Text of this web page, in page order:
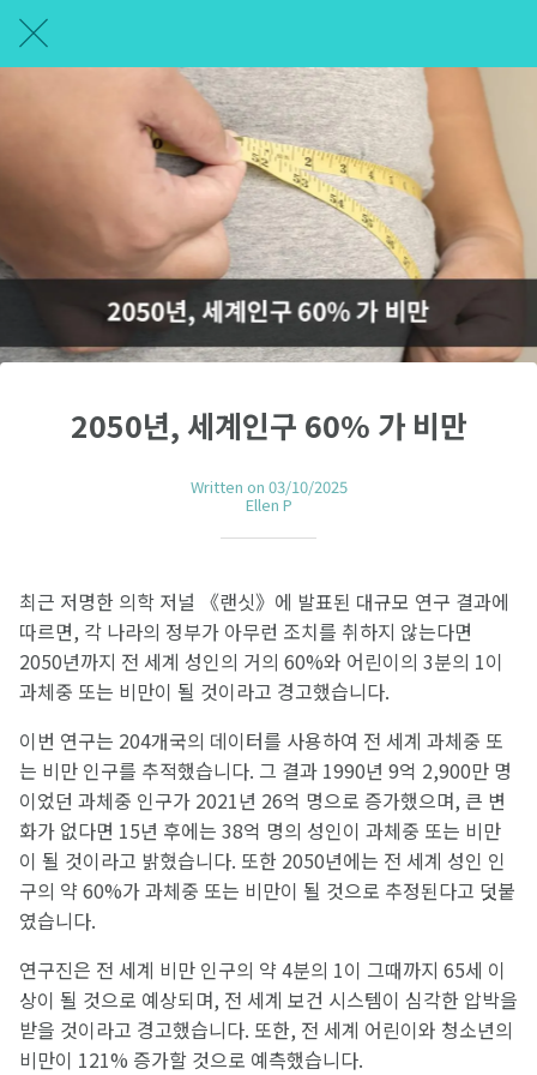
2050년, 세계인구 60% 가 비만
Written on 03/10/2025
Ellen P
최근 저명한 의학 저널 《랜싯》에 발표된 대규모 연구 결과에
따르면, 각 나라의 정부가 아무런 조치를 취하지 않는다면
2050년까지 전 세계 성인의 거의 60%와 어린이의 3분의 1이
과체중 또는 비만이 될 것이라고 경고했습니다.
이번 연구는 204개국의 데이터를 사용하여 전 세계 과체중 또
는 비만 인구를 추적했습니다. 그 결과 1990년 9억 2,900만 명
이었던 과체중 인구가 2021년 26억 명으로 증가했으며, 큰 변
화가 없다면 15년 후에는 38억 명의 성인이 과체중 또는 비만
이 될 것이라고 밝혔습니다. 또한 2050년에는 전 세계 성인 인
구의 약 60%가 과체중 또는 비만이 될 것으로 추정된다고 덧붙
였습니다.
연구진은 전 세계 비만 인구의 약 4분의 1이 그때까지 65세 이
상이 될 것으로 예상되며, 전 세계 보건 시스템이 심각한 압박을
받을 것이라고 경고했습니다. 또한, 전 세계 어린이와 청소년의
비만이 121% 증가할 것으로 예측했습니다.